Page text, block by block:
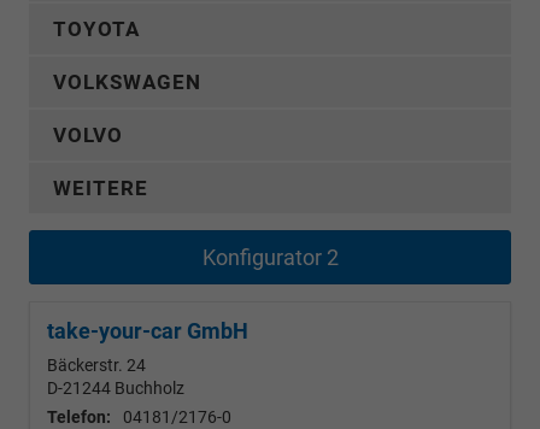
TOYOTA
VOLKSWAGEN
VOLVO
WEITERE
Konfigurator 2
take-your-car GmbH
Bäckerstr. 24
D-21244 Buchholz
Telefon:
04181/2176-0